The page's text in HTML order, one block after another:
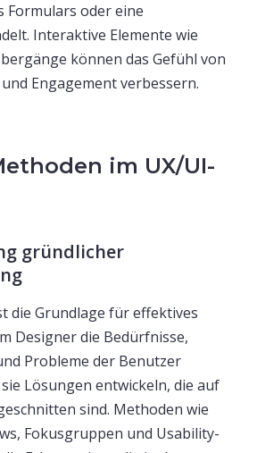
Formulars oder eine
Interaktive Elemente wie
können das Gefühl von
Engagement verbessern.
im UX/UI-
gründlicher
die Grundlage für effektives
Designer die Bedürfnisse,
Probleme der Benutzer
Lösungen entwickeln, die auf
sind. Methoden wie
Fokusgruppen und Usability-